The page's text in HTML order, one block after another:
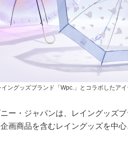
ングッズブランド「Wpc.」とコラボしたア
ー・ジャパンは、レイングッズ
画商品を含むレイングッズを中